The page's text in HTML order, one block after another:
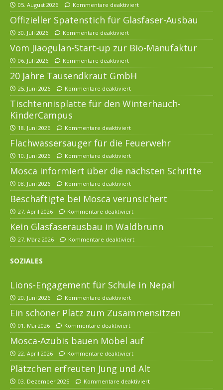
05. August 2026 Kommentare deaktiviert
Offizieller Spatenstich für Glasfaser-Ausbau
30. Juli 2026 Kommentare deaktiviert
Vom Jiaogulan-Start-up zur Bio-Manufaktur
06. Juli 2026 Kommentare deaktiviert
20 Jahre Tausendkraut GmbH
25. Juni 2026 Kommentare deaktiviert
Tischtennisplatte für den Winterhauch-
KinderCampus
18. Juni 2026 Kommentare deaktiviert
Flachwassersauger für die Feuerwehr
10. Juni 2026 Kommentare deaktiviert
Mosca informiert über die nächsten Schritte
08. Juni 2026 Kommentare deaktiviert
Beschäftigte bei Mosca verunsichert
27. April 2026 Kommentare deaktiviert
Kein Glasfaserausbau in Waldbrunn
27. März 2026 Kommentare deaktiviert
SOZIALES
Lions-Engagement für Schule in Nepal
20. Juni 2026 Kommentare deaktiviert
Ein schöner Platz zum Zusammensitzen
01. Mai 2026 Kommentare deaktiviert
Mosca-Azubis bauen Möbel auf
22. April 2026 Kommentare deaktiviert
Plätzchen erfreuten Jung und Alt
03. Dezember 2025 Kommentare deaktiviert